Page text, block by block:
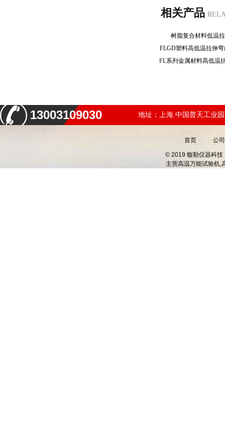
相关产品
树脂复合材料低温
FLGD塑料高低温拉伸
13003109030 地址：上海.中国普天工业
首页 公
© 2019 馥勒仪器科技
主营高温万能试验机,